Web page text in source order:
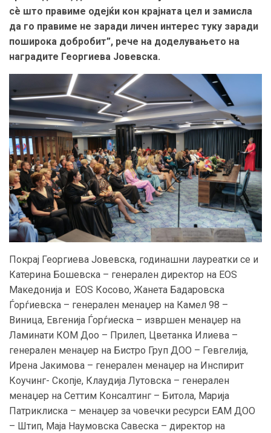
сѐ што правиме одејќи кон крајната цел и замисла
да го правиме не заради личен интерес туку заради
поширока добробит”, рече на доделувањето на
наградите Георгиева Јовевска.
Покрај Георгиева Јовевска, годинашни лауреатки се и
Катерина Бошевска – генерален директор на ЕОS
Македонија и EOS Косово, Жанета Бадаровска
Ѓорѓиевска – генерален менаџер на Камел 98 –
Виница, Евгенија Ѓорѓиеска – извршен менаџер на
Ламинати КОМ Доо – Прилеп, Цветанка Илиева –
генерален менаџер на Бистро Груп ДОО – Гевгелија,
Ирена Јакимова – генерален менаџер на Инспирит
Коучинг- Скопје, Клаудија Лутовска – генерален
менаџер на Сеттим Консалтинг – Битола, Марија
Патриклиска – менаџер за човечки ресурси ЕАМ ДОО
– Штип, Маја Наумовска Савеска – директор на